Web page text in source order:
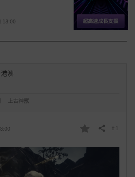
18:00
的
分享 # 1
澳
上古神獸